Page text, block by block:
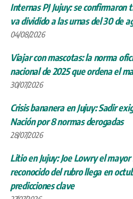
Internas PJ Jujuy: se confirmaron
va dividido a las urnas del 30 de
04/08/2026
Viajar con mascotas: la norma
nacional de 2025 que ordena el
30/07/2026
Crisis bananera en Jujuy: Sadir
Nación por 8 normas derogadas
28/07/2026
Litio en Jujuy: Joe Lowry el
reconocido del rubro llega en
predicciones clave